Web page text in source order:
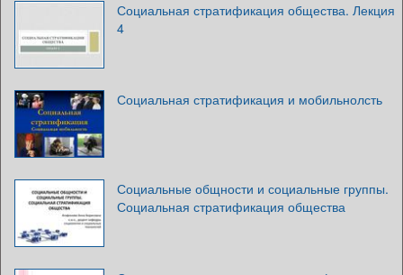
Социальная стратификация общества. Лекция
4
Социальная стратификация и мобильнолсть
Социальные общности и социальные группы.
Социальная стратификация общества